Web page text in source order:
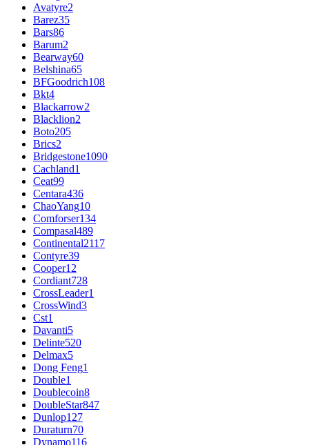
Avatyre2
Barez35
Bars86
Barum2
Bearway60
Belshina65
BFGoodrich108
Bkt4
Blackarrow2
Blacklion2
Boto205
Brics2
Bridgestone1090
Cachland1
Ceat99
Centara436
ChaoYang10
Comforser134
Compasal489
Continental2117
Contyre39
Cooper12
Cordiant728
CrossLeader1
CrossWind3
Cst1
Davanti5
Delinte520
Delmax5
Dong Feng1
Double1
Doublecoin8
DoubleStar847
Dunlop127
Duraturn70
Dynamo116